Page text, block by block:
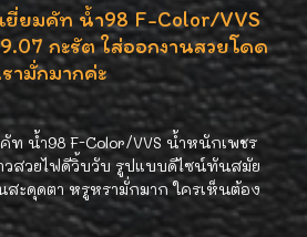
ยี่ยมคัท น้ำ98 F-Color/VVS
กะรัต ใส่ออกงานสวยโดด
ามั่กมากค่ะ
ท น้ำ98 F-Color/VVS น้ำหนักเพชร
วสวยไฟดีวิ้บวับ รูปแบบดีไซน์ทันสมัย
สะดุดตา หรูหรามั่กมาก ใครเห็นต้อง